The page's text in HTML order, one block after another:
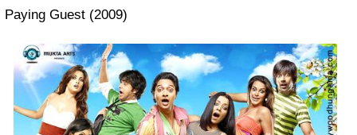
Paying Guest (2009)